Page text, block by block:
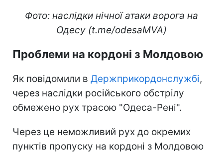
Фото: наслідки нічної атаки ворога на
Одесу (t.me/odesaMVA)
Проблеми на кордоні з Молдовою
Як повідомили в Держприкордонслужбі,
через наслідки російського обстрілу
обмежено рух трасою "Одеса-Рені".
Через це неможливий рух до окремих
пунктів пропуску на кордоні з Молдовою